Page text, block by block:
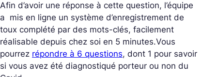
Afin d’avoir une réponse à cette question, l’équipe
a mis en ligne un système d’enregistrement de
toux complété par des mots-clés, facilement
réalisable depuis chez soi en 5 minutes.Vous
pourrez répondre à 6 questions, dont 1 pour savoir
si vous avez été diagnostiqué porteur ou non du